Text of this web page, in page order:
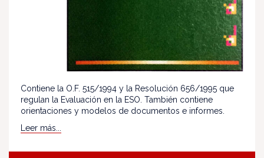
Contiene la O.F. 515/1994 y la Resolución 656/1995 que
regulan la Evaluación en la ESO. También contiene
orientaciones y modelos de documentos e informes.
Leer más...